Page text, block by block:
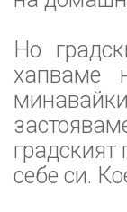
Но
хапваме
градският
себе си.